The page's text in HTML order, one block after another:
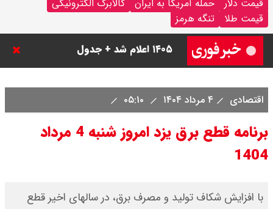
قیمت دلار حمله آمریکا به ایران
کالابرگ الکترونیکی
قیمت طلا
تنگه هرمز
۱۴۰۵ اعلام شد + جدول
۱۴۰۵ اعلام شد/ کاهش قیمت سکه
قیمت طلا ۲۴ عیار امروز جمعه ۱۶ مرداد
قیمت طلا ۱۸ عیار امروز جمعه ۱۶ مرداد
اقتصادی ۴ مرداد ۱۴۰۴
برنامه قطع برق یزد امروز شنبه 4 مرداد
1404
با افزایش شکاف تولید و مصرف برق، در سالهای اخیر قطع